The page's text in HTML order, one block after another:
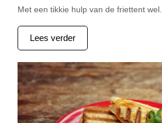
Met een tikkie hulp van de friettent wel.
Lees verder